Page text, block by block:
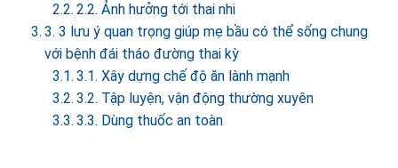
2.2. Ảnh hưởng tới thai nhi
3. 3 lưu ý quan trọng giúp mẹ bầu có thể sống chung
với bệnh đái tháo đường thai kỳ
3.1. Xây dựng chế độ ăn lành mạnh
3.2. Tập luyện, vận động thường xuyên
3.3. Dùng thuốc an toàn